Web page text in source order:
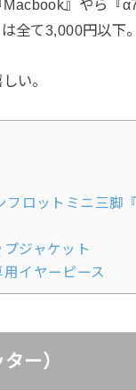
』やら『
全て3,000円以下
い。
ロットミニ三脚『
ジャケット
イヤーピース
ー）